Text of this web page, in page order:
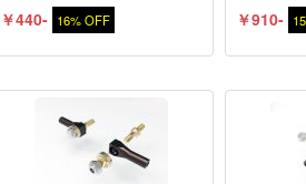
￥440- 16% OFF
￥910-